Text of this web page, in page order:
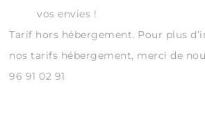
vos envies !
Tarif hors hébergement. Pour plus
nos tarifs hébergement, merci de
96 91 02 91